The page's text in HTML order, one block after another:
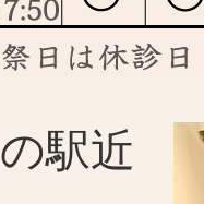
駅近